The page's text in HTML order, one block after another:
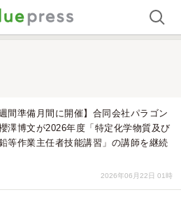
間準備月間に開催】合同会社パラゴン
澤博文が2026年度「特定化学物質及び
等作業主任者技能講習」の講師を継続
2026年06月22日 01時